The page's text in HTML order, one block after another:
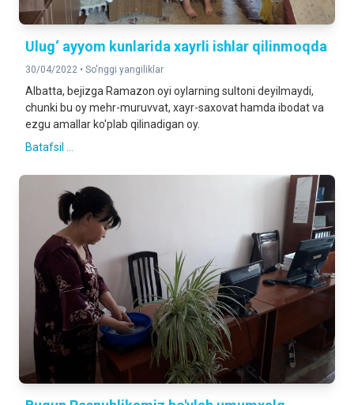
Ulug‘ ayyom kunlarida xayrli ishlar qilinmoqda
30/04/2022 • So'nggi yangiliklar
Albatta, bejizga Ramazon oyi oylarning sultoni deyilmaydi,
chunki bu oy mehr-muruvvat, xayr-saxovat hamda ibodat va
ezgu amallar ko'plab qilinadigan oy.
Batafsil ...